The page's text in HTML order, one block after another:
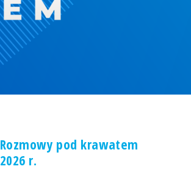
Rozmowy pod krawatem
2026 r.